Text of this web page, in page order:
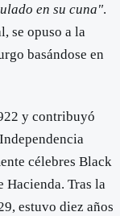
en su cuna".
se opuso a la
basándose en
y contribuyó
célebres Black
Hacienda. Tras la
estuvo diez años